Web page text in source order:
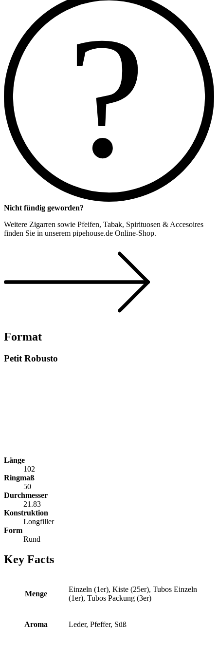
?
Nicht fündig geworden?
Weitere Zigarren sowie Pfeifen, Tabak, Spirituosen & Accesoires
finden Sie in unserem pipehouse.de Online-Shop.
Format
Petit Robusto
Länge
102
Ringmaß
50
Durchmesser
21.83
Konstruktion
Longfiller
Form
Rund
Key Facts
Menge
Einzeln (1er), Kiste (25er), Tubos Einzeln
(1er), Tubos Packung (3er)
Aroma Leder, Pfeffer, Süß